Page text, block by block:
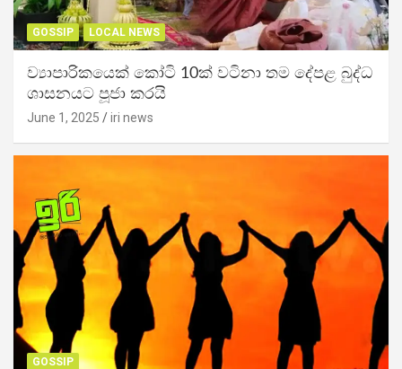
GOSSIP LOCAL NEWS
ව්‍යාපාරිකයෙක් කෝටි 10ක් වටිනා තම දේපළ බුද්ධ
ශාසනයට පූජා කරයි
June 1, 2025 iri news
GOSSIP